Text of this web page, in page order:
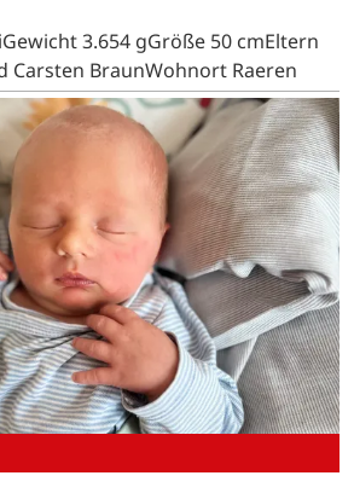
3.654 gGröße 50 cmEltern
Carsten BraunWohnort Raeren